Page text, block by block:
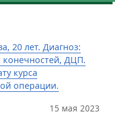
20 лет. Диагноз:
ДЦП.
курса
операции.
15 мая 2023